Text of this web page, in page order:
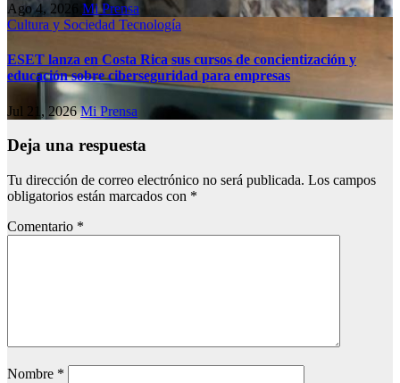
Ago 4, 2026 Mi Prensa
Cultura y Sociedad Tecnología
ESET lanza en Costa Rica sus cursos de concientización y
educación sobre ciberseguridad para empresas
Jul 21, 2026Mi Prensa
Deja una respuesta
Tu dirección de correo electrónico no será publicada. Los campos
obligatorios están marcados con *
Comentario *
Nombre *